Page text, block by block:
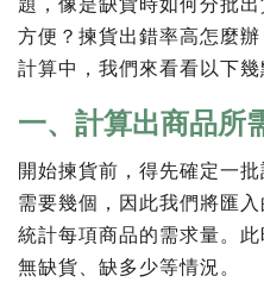
題，像是缺貨時如何分批
方便？揀貨出錯率高怎麼
計算中，我們來看看以下幾
一、計算出商品所
開始揀貨前，得先確定一
需要幾個，因此我們將匯
統計每項商品的需求量。
無缺貨、缺多少等情況。